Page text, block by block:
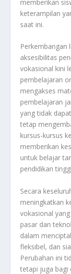
memberikan
keterampilan
saat ini.
Perkembangan
aksesibilitas
vokasional kini
pembelajaran
mengakses
pembelajaran
yang tidak
tetap
kursus-kursus
memberikan
untuk belajar
pendidikan
Secara
meningkatkan
vokasional
pasar dan
dalam
fleksibel, dan
Perubahan ini
tetapi juga bagi